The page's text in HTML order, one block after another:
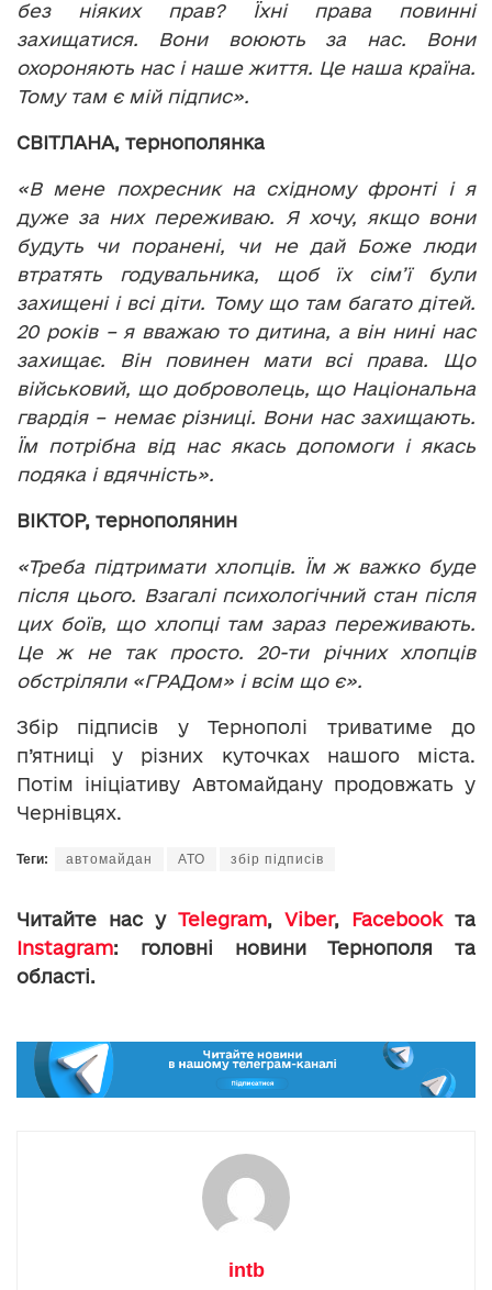
без ніяких прав? Їхні права повинні
захищатися. Вони воюють за нас. Вони
охороняють нас і наше життя. Це наша країна.
Тому там є мій підпис».
СВІТЛАНА, тернополянка
«В мене похресник на східному фронті і я
дуже за них переживаю. Я хочу, якщо вони
будуть чи поранені, чи не дай Боже люди
втратять годувальника, щоб їх сім’ї були
захищені і всі діти. Тому що там багато дітей.
20 років – я вважаю то дитина, а він нині нас
захищає. Він повинен мати всі права. Що
військовий, що доброволець, що Національна
гвардія – немає різниці. Вони нас захищають.
Їм потрібна від нас якась допомоги і якась
подяка і вдячність».
ВІКТОР, тернополянин
«Треба підтримати хлопців. Їм ж важко буде
після цього. Взагалі психологічний стан після
цих боїв, що хлопці там зараз переживають.
Це ж не так просто. 20-ти річних хлопців
обстріляли «ГРАДом» і всім що є».
Збір підписів у Тернополі триватиме до
п’ятниці у різних куточках нашого міста.
Потім ініціативу Автомайдану продовжать у
Чернівцях.
Теги: автомайдан АТО збір підписів
Читайте нас у Telegram, Viber, Facebookта
Instagram: головні новини Тернополя та
області.
intb